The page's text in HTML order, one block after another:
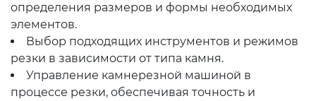
определения размеров и формы необходимых
элементов.
Выбор подходящих инструментов и режимов
резки в зависимости от типа камня.
Управление камнерезной машиной в
процессе резки, обеспечивая точность и